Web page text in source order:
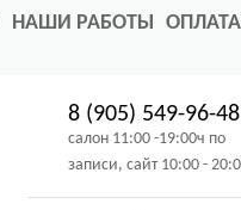
НАШИ РАБОТЫ ОПЛАТА
8 (905) 549-96-48
салон 11:00 -19:00ч по
записи, сайт 10:00 -